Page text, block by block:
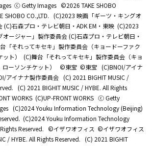
ⓒ Getty Images ©2026 TAKE SHOBO
SHOBO CO.,LTD. (C)2023 映画「ギーツ・キングオ
(C)石森プロ・テレビ朝日・ADK EM・東映 (C)2023
ージャー」製作委員会 (C)石森プロ・テレビ朝日・
「それってキセキ」製作委員会（キョードーファク
ト）
(C)舞台「それってキセキ」製作委員会（キョ
ーソンチケット）
©東宝 ©東宝 (C)BNOI/アイナ
アイナナ製作委員会 (C) 2021 BIGHIT MUSIC /
(C) 2021 BIGHIT MUSIC / HYBE. All Rights
WORKS (C)UP-FRONT WORKS ⓒ Getty
(C)2024 Youku Information Technology (Beijing)
(C)2024 Youku Information Technology
Reserved. ©イザワオフィス ©イザワオフィス
/ HYBE. All Rights Reserved. (C) 2021 BIGHIT